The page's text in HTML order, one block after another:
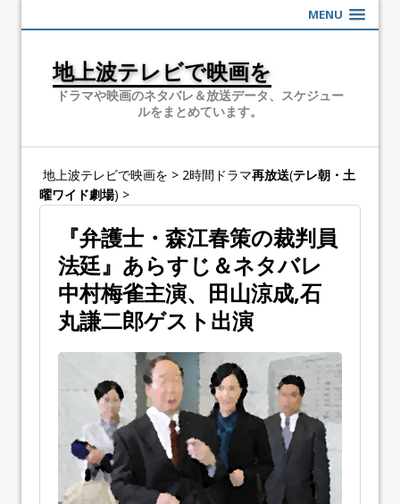
MENU
地上波テレビで映画を
ドラマや映画のネタバレ＆放送データ、スケジュー
ルをまとめています。
地上波テレビで映画を > 2時間ドラマ再放送(テレ朝・土
曜ワイド劇場) >
『弁護士・森江春策の裁判員
法廷』あらすじ＆ネタバレ
中村梅雀主演、田山涼成,石
丸謙二郎ゲスト出演